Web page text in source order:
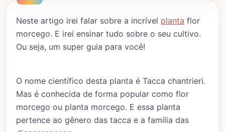
Neste artigo irei falar sobre a incrível planta flor
morcego. E irei ensinar tudo sobre o seu cultivo.
Ou seja, um super guia para você!
O nome científico desta planta é Tacca chantrieri.
Mas é conhecida de forma popular como flor
morcego ou planta morcego. E essa planta
pertence ao gênero das tacca e a família das